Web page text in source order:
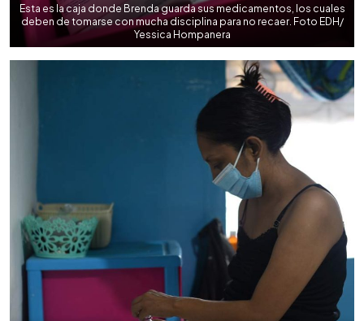
Esta es la caja donde Brenda guarda sus medicamentos, los cuales
deben de tomarse con mucha disciplina para no recaer. Foto EDH/
Yessica Hompanera